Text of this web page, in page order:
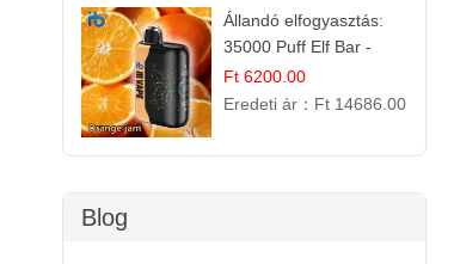
Állandó elfogyasztás:
35000 Puff Elf Bar -
Narancslekvár íz
Ft 6200.00
Eredeti ár： Ft 14686.00
Blog